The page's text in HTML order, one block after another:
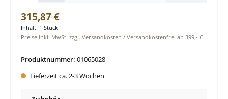
Regulärer Preis:
315,87 €
Inhalt: 1 Stück
Preise inkl. MwSt. zzgl. Versandkosten / Versandkostenfrei ab 399,- €
Produktnummer: 01065028
Lieferzeit ca. 2-3 Wochen